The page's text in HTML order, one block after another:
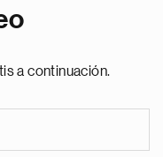
a continuación.